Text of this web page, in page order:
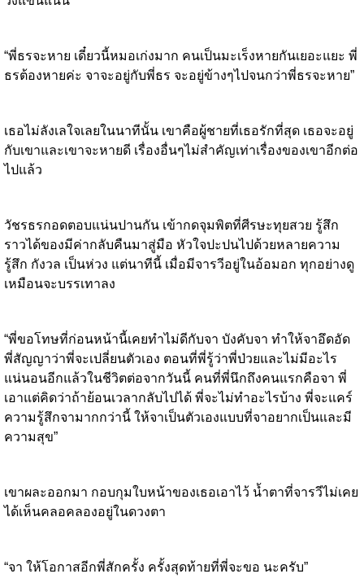
“พี่ธรจะหาย เดี๋ยวนี้หมอเก่งมาก คนเป็นมะเร็งหายกันเยอะแยะ พี่
ธรต้องหายค่ะ จาจะอยู่กับพี่ธร จะอยู่ข้างๆไปจนกว่าพี่ธรจะหาย”
เธอไม่ลังเลใจเลยในนาทีนั้น เขาคือผู้ชายที่เธอรักที่สุด เธอจะอยู่
กับเขาและเขาจะหายดี เรื่องอื่นๆไม่สำคัญเท่าเรื่องของเขาอีกต่อ
ไปแล้ว
วัชรธรกอดตอบแน่นปานกัน เข้ากดจุมพิตที่ศีรษะทุยสวย รู้สึก
ราวได้ของมีค่ากลับคืนมาสู่มือ หัวใจปะปนไปด้วยหลายความ
รู้สึก กังวล เป็นห่วง แต่นาทีนี้ เมื่อมีจารวีอยู่ในอ้อมอก ทุกอย่างดู
เหมือนจะบรรเทาลง
“พี่ขอโทษที่ก่อนหน้านี้เคยทำไม่ดีกับจา บังคับจา ทำให้จาอึดอัด
พี่สัญญาว่าพี่จะเปลี่ยนตัวเอง ตอนที่พี่รู้ว่าพี่ป่วยและไม่มีอะไร
แน่นอนอีกแล้วในชีวิตต่อจากวันนี้ คนที่พี่นึกถึงคนแรกคือจา พี่
เอาแต่คิดว่าถ้าย้อนเวลากลับไปได้ พี่จะไม่ทำอะไรบ้าง พี่จะแคร์
ความรู้สึกจามากกว่านี้ ให้จาเป็นตัวเองแบบที่จาอยากเป็นและมี
ความสุข”
เขาผละออกมา กอบกุมใบหน้าของเธอเอาไว้ น้ำตาที่จารวีไม่เคย
ได้เห็นคลอคลองอยู่ในดวงตา
“จา ให้โอกาสอีกพี่สักครั้ง ครั้งสุดท้ายที่พี่จะขอ นะครับ”